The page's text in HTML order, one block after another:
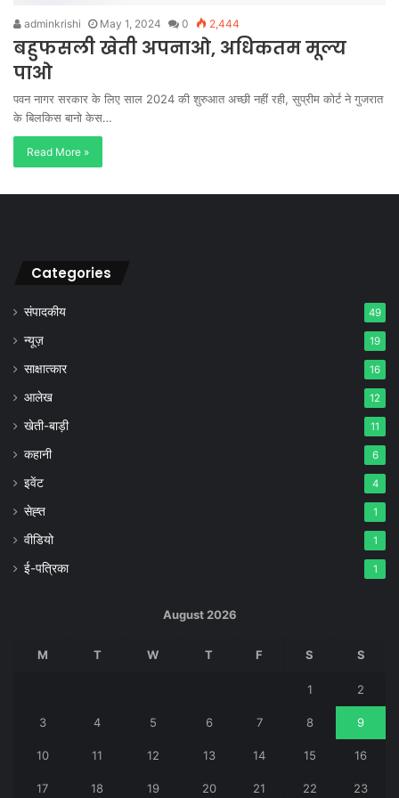
adminkrishi May 1, 2024 0 2,444
बहुफसली खेती अपनाओ, अधिकतम मूल्य
पाओ
पवन नागर सरकार के लिए साल 2024 की शुरुआत अच्छी नहीं रही, सुप्रीम कोर्ट ने गुजरात
के बिलकिस बानो केस…
Read More »
Categories
संपादकीय 49
न्यूज़ 19
साक्षात्कार 16
आलेख 12
खेती-बाड़ी 11
कहानी 6
इवेंट 4
सेह्त 1
वीडियो 1
ई-पत्रिका 1
August 2026
M T W T F S S
1 2
3 4 5 6 7 8 9
10 11 12 13 14 15 16
17 18 19 20 21 22 23